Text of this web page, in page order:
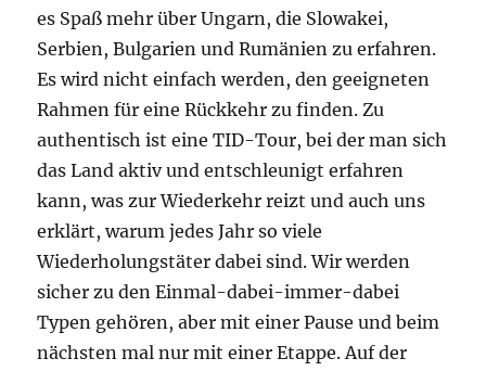
es Spaß mehr über Ungarn, die Slowakei,
Serbien, Bulgarien und Rumänien zu erfahren.
Es wird nicht einfach werden, den geeigneten
Rahmen für eine Rückkehr zu finden. Zu
authentisch ist eine TID-Tour, bei der man sich
das Land aktiv und entschleunigt erfahren
kann, was zur Wiederkehr reizt und auch uns
erklärt, warum jedes Jahr so viele
Wiederholungstäter dabei sind. Wir werden
sicher zu den Einmal-dabei-immer-dabei
Typen gehören, aber mit einer Pause und beim
nächsten mal nur mit einer Etappe. Auf der